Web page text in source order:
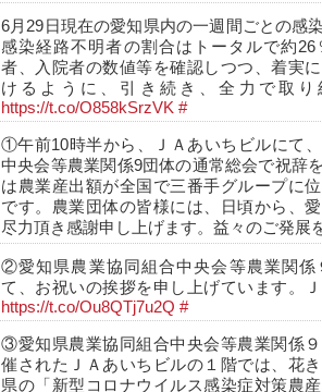
6月29日現在の愛知県内の一週間ごとの感
感染経路不明者の割合はトータルで約
者、入院者の数値等を確認しつつ、着実
けるように、引き続き、全力で取
https://t.co/O858kSrzVK #
①午前10時半から、ＪＡあいちビルにて
中央会等農業関係9団体の通常総会で祝辞
は農業産出額が全国で三番手グループに
です。農業団体の皆様には、日頃から、
尽力頂き感謝申し上げます。益々のご発展
②愛知県農業協同組合中央会等農業関係
て、お祝いの挨拶を申し上げています。
https://t.co/Ou8QTj7u2Q #
③愛知県農業協同組合中央会等農業関係
催されたＪＡあいちビルの１階では、花
県の「新型コロナウイルス感染症対策農